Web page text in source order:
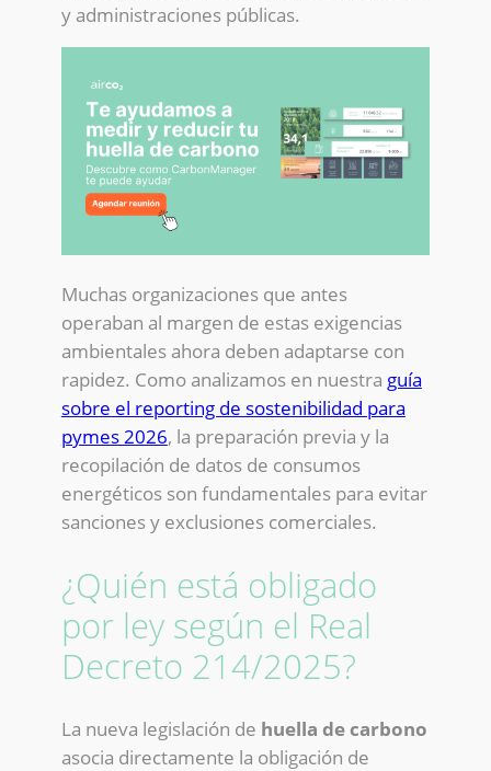
y administraciones públicas.
Muchas organizaciones que antes
operaban al margen de estas exigencias
ambientales ahora deben adaptarse con
rapidez. Como analizamos en nuestra guía
sobre el reporting de sostenibilidad para
pymes 2026, la preparación previa y la
recopilación de datos de consumos
energéticos son fundamentales para evitar
sanciones y exclusiones comerciales.
¿Quién está obligado
por ley según el Real
Decreto 214/2025?
La nueva legislación de huella de carbono
asocia directamente la obligación de